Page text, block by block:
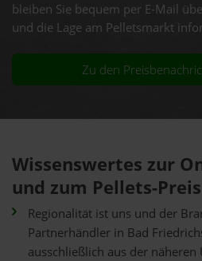
bleiben Sie bequem per E-Mail
und die Lage am Pelletsmarkt
Zu den
Wissenswertes zur
und zum Pellets-Preis
Regionalität ist uns und der
Partnerhändler in Bad
ausschließlich aus der näheren